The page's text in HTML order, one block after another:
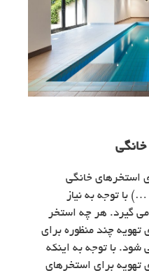
استخرهای خانگی
با توجه به نیاز
می گیرد. هر چه استخر
چند منظوره برای
شود. با توجه به اینکه
برای استخرهای